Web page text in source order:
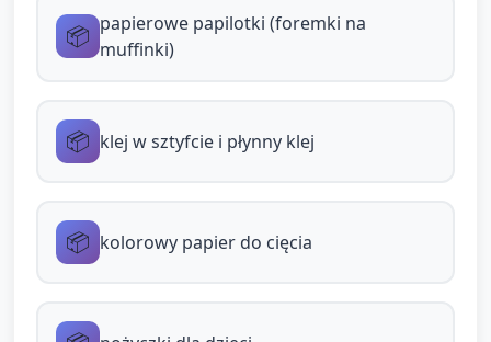
Używają pociętego kolorowego papieru,
aby dodać „opakowania” lub etykiety.
naklejek (jeśli dostępne).
dziś robisz?" "Jaką posypkę wybierasz?"
📦 papierowe papilotki (foremki na
muffinki)
📦 klej w sztyfcie i płynny klej
📦 kolorowy papier do cięcia